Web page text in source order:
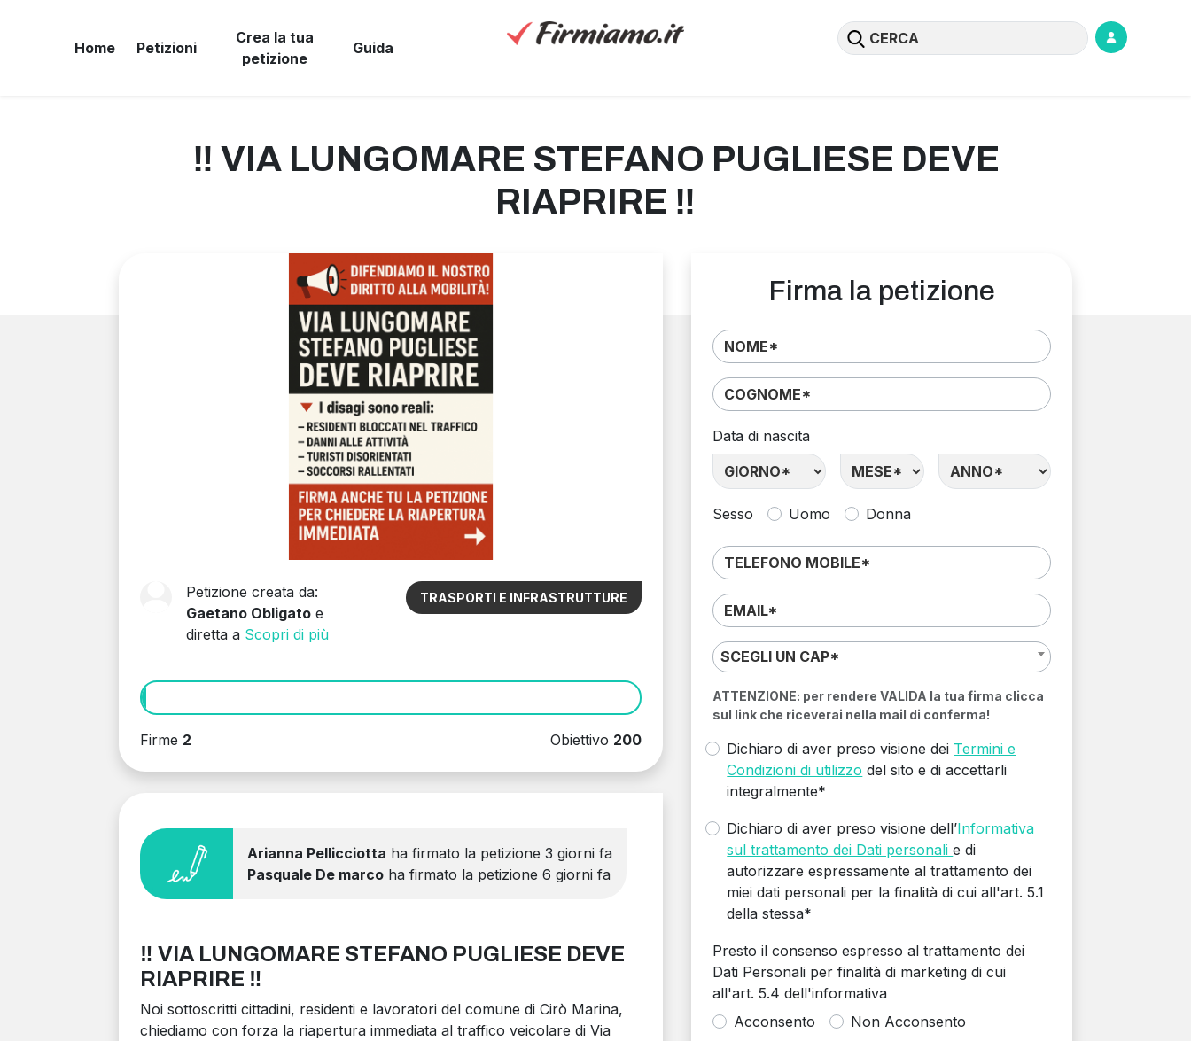
Home Petizioni
Crea la tua
petizione
Guida
‼️ VIA LUNGOMARE STEFANO PUGLIESE DEVE
RIAPRIRE ‼️
Petizione creata da:
Gaetano Obligato e
diretta a Scopri di più
TRASPORTI E INFRASTRUTTURE
Firme 2 Obiettivo 200
Arianna Pellicciotta ha firmato la petizione 3 giorni fa
Pasquale De marco ha firmato la petizione 6 giorni fa
‼️ VIA LUNGOMARE STEFANO PUGLIESE DEVE
RIAPRIRE ‼️
Noi sottoscritti cittadini, residenti e lavoratori del comune di Cirò Marina,
chiediamo con forza la riapertura immediata al traffico veicolare di Via
Firma la petizione
Data di nascita
Sesso Uomo Donna
SCEGLI UN CAP*
ATTENZIONE: per rendere VALIDA la tua firma clicca
sul link che riceverai nella mail di conferma!
Dichiaro di aver preso visione dei Termini e
Condizioni di utilizzo del sito e di accettarli
integralmente*
Dichiaro di aver preso visione dell’Informativa
sul trattamento dei Dati personalie di
autorizzare espressamente al trattamento dei
miei dati personali per la finalità di cui all'art. 5.1
della stessa*
Presto il consenso espresso al trattamento dei
Dati Personali per finalità di marketing di cui
all'art. 5.4 dell'informativa
Acconsento
Non Acconsento